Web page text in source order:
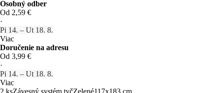
Osobný odber
Od 2,59 €
·
Pi 14. – Ut 18. 8.
Viac
Doručenie na adresu
Od 3,99 €
·
Pi 14. – Ut 18. 8.
Viac
2 ksZávesný systém tyčZelené117x183 cm